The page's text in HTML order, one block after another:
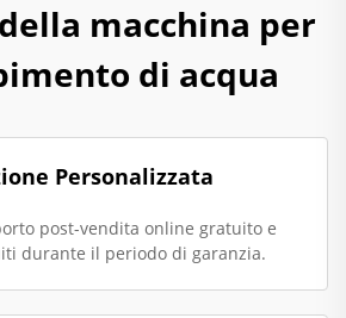
macchina per
di acqua
Personalizzata
post-vendita online gratuito e
durante il periodo di garanzia.